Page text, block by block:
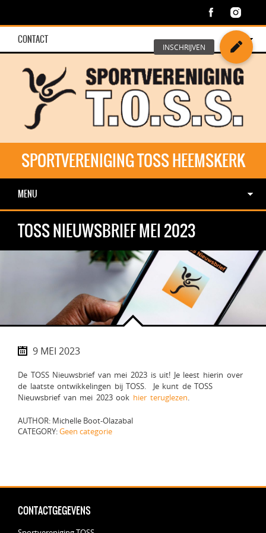
CONTACT
SPORTVERENIGING TOSS HEEMSKERK
MENU
TOSS NIEUWSBRIEF MEI 2023
9 MEI 2023
De TOSS Nieuwsbrief van mei 2023 is uit! Je leest hierin over
de laatste ontwikkelingen bij TOSS. Je kunt de TOSS
Nieuwsbrief van mei 2023 ook hier teruglezen.
AUTHOR: Michelle Boot-Olazabal
CATEGORY:Geen categorie
CONTACTGEGEVENS